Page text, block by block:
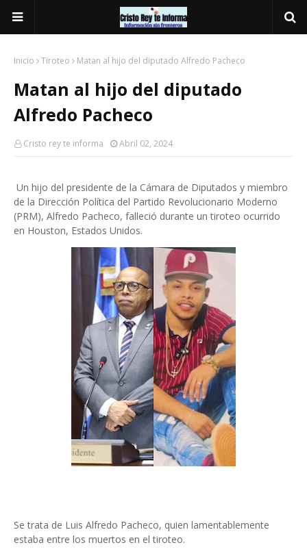
Inicio Tiroteo Matan al hijo del diputado Alfredo Pacheco
Matan al hijo del diputado
Alfredo Pacheco
Cristo rey te informa Abril 02, 2024
Un hijo del presidente de la Cámara de Diputados y miembro
de la Dirección Política del Partido Revolucionario Moderno
(PRM), Alfredo Pacheco, falleció durante un tiroteo ocurrido
en Houston, Estados Unidos.
Se trata de Luis Alfredo Pacheco, quien lamentablemente
estaba entre los muertos en el tiroteo.